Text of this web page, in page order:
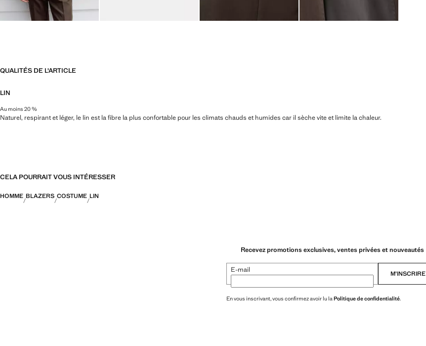
QUALITÉS DE L'ARTICLE
LIN
Au moins 20 %
Naturel, respirant et léger, le lin est la fibre la plus confortable pour les climats chauds et humides car il sèche vite et limite la chaleur.
CELA POURRAIT VOUS INTÉRESSER
HOMME BLAZERS COSTUME LIN
Recevez promotions exclusives, ventes privées et nouveautés
E-mail M’INSCRIRE
En vous inscrivant, vous confirmez avoir lu la Politique de confidentialité.